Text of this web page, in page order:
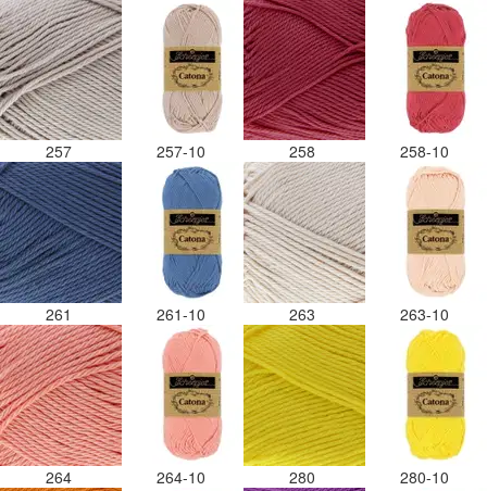
257 257-10 258 258-10
261 261-10 263 263-10
264 264-10 280 280-10